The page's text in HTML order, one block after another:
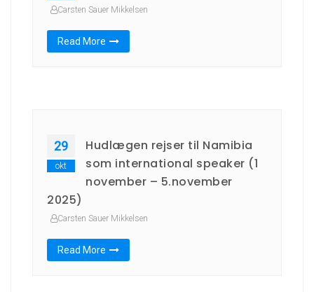
Carsten Sauer Mikkelsen
Read More
29
okt
Hudlægen rejser til Namibia
som international speaker (1
november – 5.november
2025)
Carsten Sauer Mikkelsen
Read More